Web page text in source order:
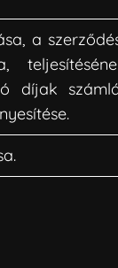
a
díjak